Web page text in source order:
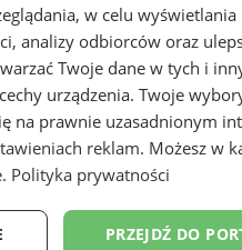
w celu wyświetlania
analizy odbiorców oraz
Twoje dane w tych i
urządzenia. Twoje
na prawnie uzasadnionym
reklam. Możesz w
. Polityka prywatności
PRZEJDŹ DO